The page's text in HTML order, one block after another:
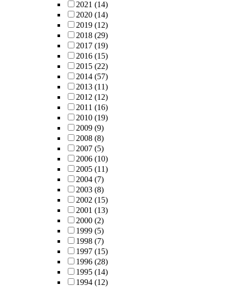
2021 (14)
2020 (14)
2019 (12)
2018 (29)
2017 (19)
2016 (15)
2015 (22)
2014 (57)
2013 (11)
2012 (12)
2011 (16)
2010 (19)
2009 (9)
2008 (8)
2007 (5)
2006 (10)
2005 (11)
2004 (7)
2003 (8)
2002 (15)
2001 (13)
2000 (2)
1999 (5)
1998 (7)
1997 (15)
1996 (28)
1995 (14)
1994 (12)